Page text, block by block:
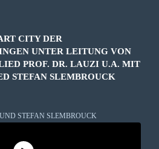
CITY DER
UNTER LEITUNG VON
PROF. DR. LAUZI U.A. MIT
STEFAN SLEMBROUCK
STEFAN SLEMBROUCK